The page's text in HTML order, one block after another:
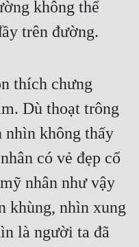
không thể
trên đường.
thích chưng
Dù thoạt trông
nhìn không thấy
có vẻ đẹp cổ
nhân như vậy
khùng, nhìn xung
là người ta đã